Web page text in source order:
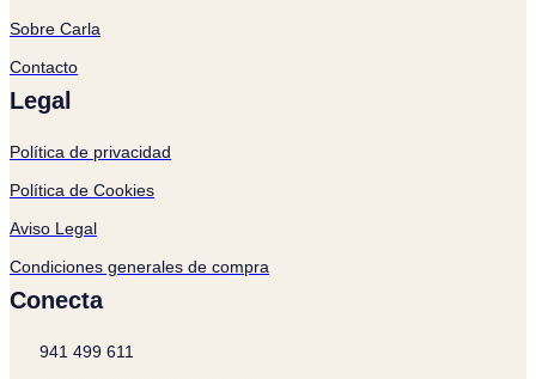
Sobre Carla
Contacto
Legal
Política de privacidad
Política de Cookies
Aviso Legal
Condiciones generales de compra
Conecta
941 499 611